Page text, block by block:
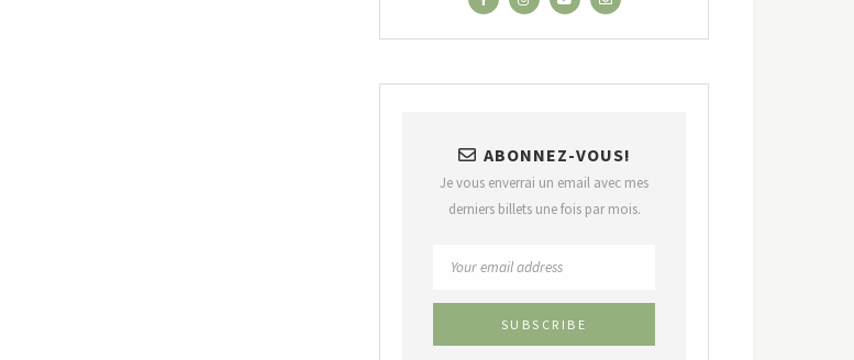
ABONNEZ-VOUS!
Je vous enverrai un email avec mes
derniers billets une fois par mois.